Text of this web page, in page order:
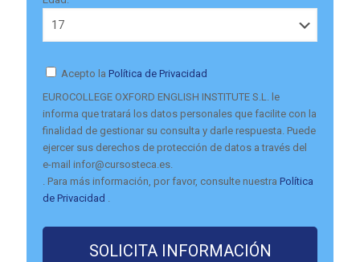
Acepto la Política de Privacidad
EUROCOLLEGE OXFORD ENGLISH INSTITUTE S.L. le
informa que tratará los datos personales que facilite con la
finalidad de gestionar su consulta y darle respuesta. Puede
ejercer sus derechos de protección de datos a través del
e-mail infor@cursosteca.es.
. Para más información, por favor, consulte nuestra Política
de Privacidad